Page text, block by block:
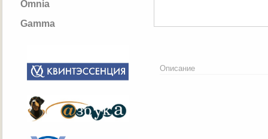
Omnia
Gamma
Описание